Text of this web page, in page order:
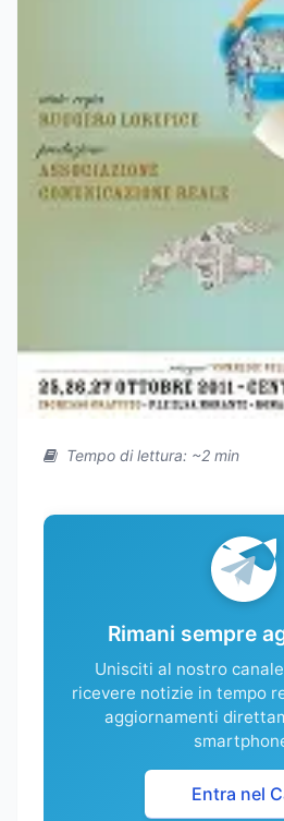
Tempo di lettura: ~2 min
Rimani sempre
Unisciti al nostro
ricevere notizie in tempo
aggiornamenti
Entra nel